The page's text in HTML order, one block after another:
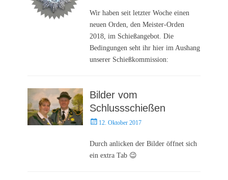
Wir haben seit letzter Woche einen
neuen Orden, den Meister-Orden
2018, im Schießangebot. Die
Bedingungen seht ihr hier im Aushang
unserer Schießkommission:
Bilder vom
Schlussschießen
Posted12. Oktober 2017
Durch anlicken der Bilder öffnet sich
ein extra Tab 😉